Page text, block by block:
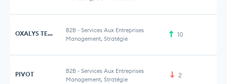
OXALYS TECHNOLOGIES B2B - Services Aux Entreprises
Management, Stratégie
10
PIVOT B2B - Services Aux Entreprises
Management, Stratégie
2